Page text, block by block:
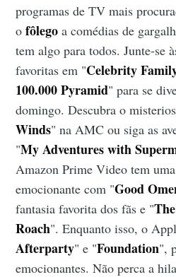
programas de TV mais
ofôlegoa comédias de
tem algo para todos. Junte-se
favoritas em "Celebrity
100.000 Pyramid" para se
domingo. Descubra o
Winds" na AMC ou siga as
"My Adventures with
Amazon Prime Video tem
emocionante com "Good
fantasia favorita dos fãs e "
Roach". Enquanto isso, o
Afterparty" e "Foundation",
emocionantes. Não perca a